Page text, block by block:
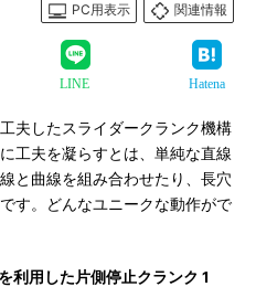
PC用表示
関連情報
LINE Hatena
夫したスライダークランク機構
工夫を凝らすとは、単純な直線
と曲線を組み合わせたり、長穴
す。どんなユニークな動作がで
利用した片側停止クランク 1